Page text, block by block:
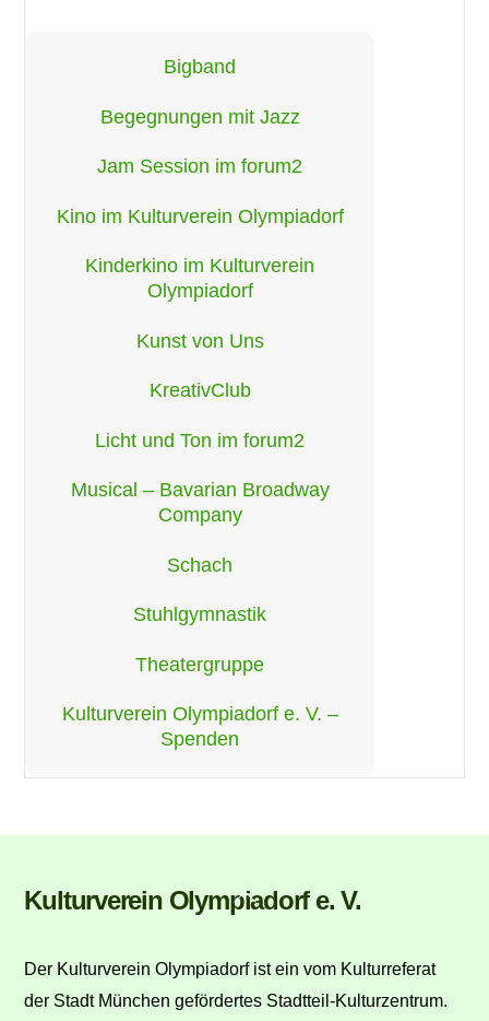
Bigband
Begegnungen mit Jazz
Jam Session im forum2
Kino im Kulturverein Olympiadorf
Kinderkino im Kulturverein
Olympiadorf
Kunst von Uns
KreativClub
Licht und Ton im forum2
Musical – Bavarian Broadway
Company
Schach
Stuhlgymnastik
Theatergruppe
Kulturverein Olympiadorf e. V. –
Spenden
Back
Kulturverein Olympiadorf e. V.
Der Kulturverein Olympiadorf ist ein vom Kulturreferat
der Stadt München gefördertes Stadtteil-Kulturzentrum.